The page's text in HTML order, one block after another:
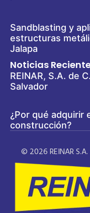
Sandblasting y
estructuras
Jalapa
Noticias
REINAR, S.A. de
Salvador
¿Por qué adquirir
construcción?
© 2026 REINAR